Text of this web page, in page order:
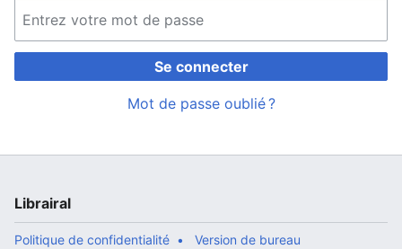
Se connecter
Mot de passe oublié ?
Librairal
Politique de confidentialité Version de bureau